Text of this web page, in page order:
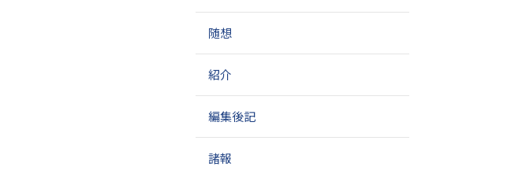
シ
ン
随想
紹介
編集後記
諸報